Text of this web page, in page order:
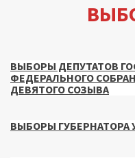
ВЫБОРЫ ДЕПУТАТОВ
ФЕДЕРАЛЬНОГО
ДЕВЯТОГО СОЗЫВА
ВЫБОРЫ